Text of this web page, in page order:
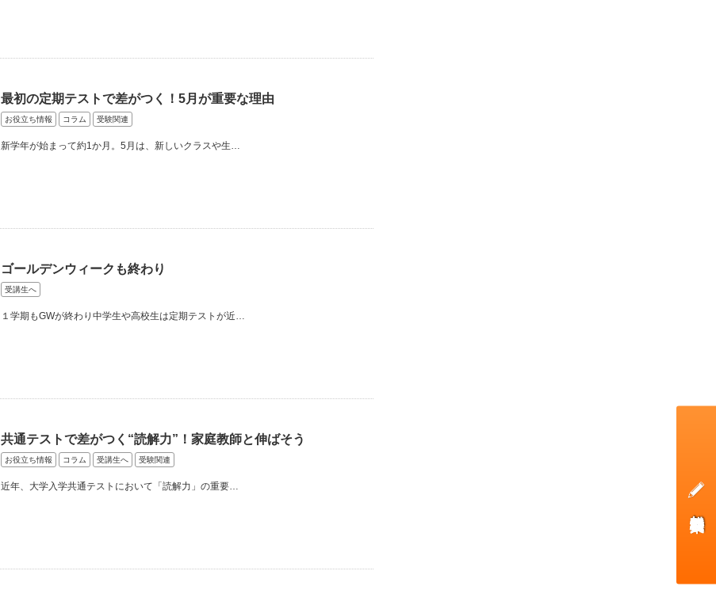
最初の定期テストで差がつく！5月が重要な理由
お役立ち情報 コラム 受験関連
新学年が始まって約1か月。5月は、新しいクラスや生…
ゴールデンウィークも終わり
受講生へ
１学期もGWが終わり中学生や高校生は定期テストが近…
共通テストで差がつく“読解力”！家庭教師と伸ばそう
お役立ち情報 コラム 受講生へ 受験関連
近年、大学入学共通テストにおいて「読解力」の重要…